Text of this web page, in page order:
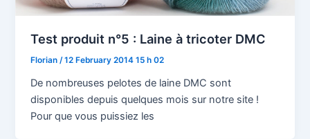
Test produit n°5 : Laine à tricoter DMC
Florian /12 February 2014 15 h 02
De nombreuses pelotes de laine DMC sont
disponibles depuis quelques mois sur notre site !
Pour que vous puissiez les